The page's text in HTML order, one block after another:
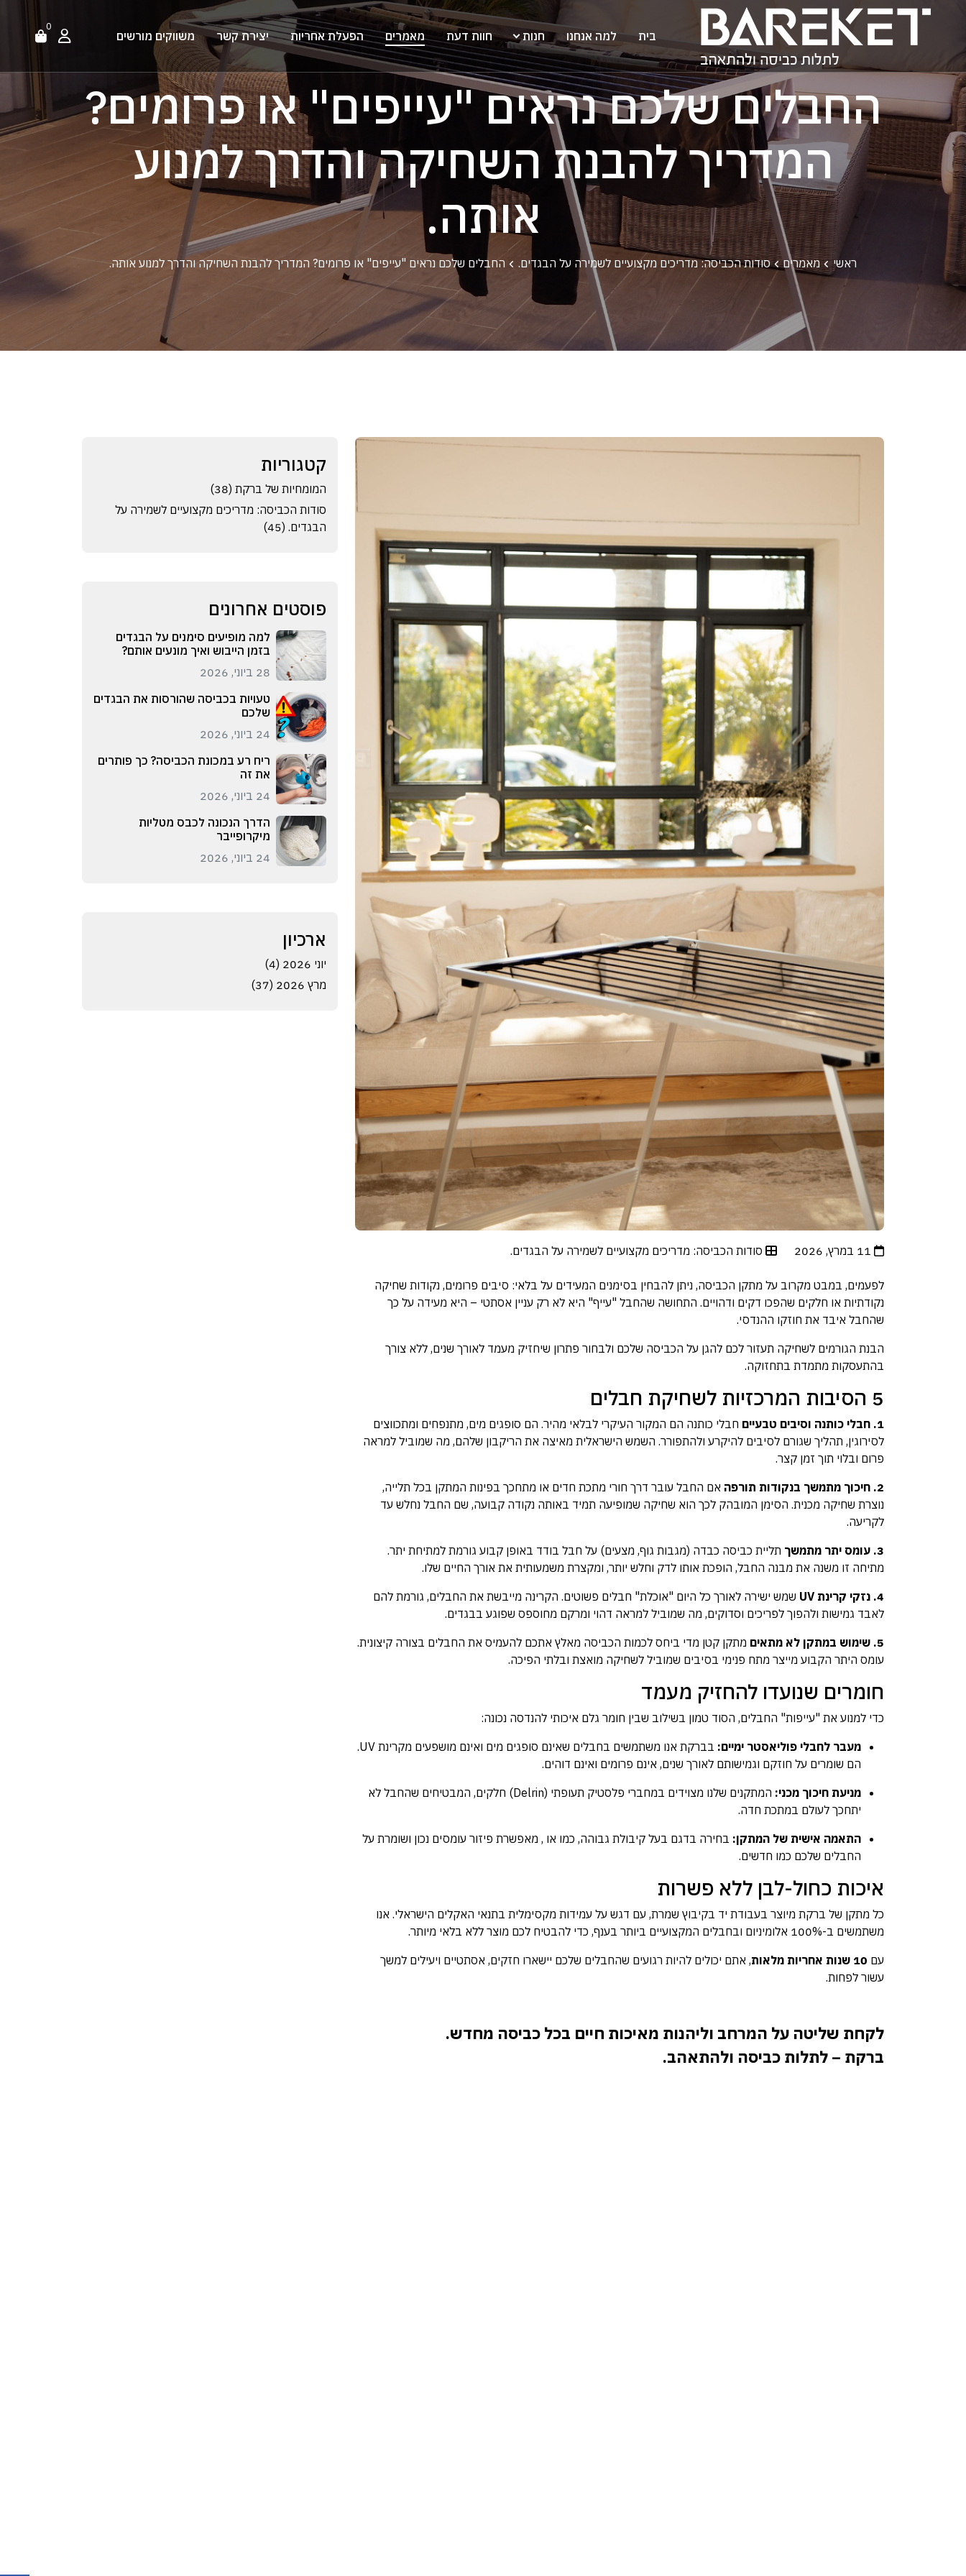
בית למה אנחנו חנות חוות דעת מאמרים הפעלת אחריות יצירת קשר משווקים מורשים
0
החבלים שלכם נראים "עייפים" או פרומים?
המדריך להבנת השחיקה והדרך למנוע
אותה.
ראשי מאמרים סודות הכביסה: מדריכים מקצועיים לשמירה על הבגדים. החבלים שלכם נראים "עייפים" או פרומים? המדריך להבנת השחיקה והדרך למנוע אותה.
11 במרץ, 2026 סודות הכביסה: מדריכים מקצועיים לשמירה על הבגדים.
לפעמים, במבט מקרוב על מתקן הכביסה, ניתן להבחין בסימנים המעידים על בלאי: סיבים פרומים, נקודות שחיקה
נקודתיות או חלקים שהפכו דקים ודהויים. התחושה שהחבל "עייף" היא לא רק עניין אסתטי – היא מעידה על כך
שהחבל איבד את חוזקו ההנדסי.
הבנת הגורמים לשחיקה תעזור לכם להגן על הכביסה שלכם ולבחור פתרון שיחזיק מעמד לאורך שנים, ללא צורך
בהתעסקות מתמדת בתחזוקה.
5 הסיבות המרכזיות לשחיקת חבלים
1. חבלי כותנה וסיבים טבעיים
חבלי כותנה הם המקור העיקרי לבלאי מהיר. הם סופגים מים, מתנפחים ומתכווצים
לסירוגין, תהליך שגורם לסיבים להיקרע ולהתפורר. השמש הישראלית מאיצה את הריקבון שלהם, מה שמוביל למראה
פרום ובלוי תוך זמן קצר.
2. חיכוך מתמשך בנקודות תורפה
אם החבל עובר דרך חורי מתכת חדים או מתחכך בפינות המתקן בכל תלייה,
נוצרת שחיקה מכנית. הסימן המובהק לכך הוא שחיקה שמופיעה תמיד באותה נקודה קבועה, שם החבל נחלש עד
לקריעה.
3. עומס יתר מתמשך
תליית כביסה כבדה (מגבות גוף, מצעים) על חבל בודד באופן קבוע גורמת למתיחת יתר.
מתיחה זו משנה את מבנה החבל, הופכת אותו לדק וחלש יותר, ומקצרת משמעותית את אורך החיים שלו.
4. נזקי קרינת UV
שמש ישירה לאורך כל היום "אוכלת" חבלים פשוטים. הקרינה מייבשת את החבלים, גורמת להם
לאבד גמישות ולהפוך לפריכים וסדוקים, מה שמוביל למראה דהוי ומרקם מחוספס שפוגע בבגדים.
5. שימוש במתקן לא מתאים
מתקן קטן מדי ביחס לכמות הכביסה מאלץ אתכם להעמיס את החבלים בצורה קיצונית.
עומס היתר הקבוע מייצר מתח פנימי בסיבים שמוביל לשחיקה מואצת ובלתי הפיכה.
חומרים שנועדו להחזיק מעמד
כדי למנוע את "עייפות" החבלים, הסוד טמון בשילוב שבין חומר גלם איכותי להנדסה נכונה:
מעבר לחבלי פוליאסטר ימיים:
בברקת אנו משתמשים בחבלים שאינם סופגים מים ואינם מושפעים מקרינת UV.
הם שומרים על חוזקם וגמישותם לאורך שנים, אינם פרומים ואינם דוהים.
מניעת חיכוך מכני:
המתקנים שלנו מצוידים במחברי פלסטיק תעופתי (Delrin) חלקים, המבטיחים שהחבל לא
יתחכך לעולם במתכת חדה.
התאמה אישית של המתקן: בחירה בדגם בעל קיבולת גבוהה, כמו או , מאפשרת פיזור עומסים נכון ושומרת על
החבלים שלכם כמו חדשים.
איכות כחול-לבן ללא פשרות
כל מתקן של ברקת מיוצר בעבודת יד בקיבוץ שמרת, עם דגש על עמידות מקסימלית בתנאי האקלים הישראלי. אנו
משתמשים ב-100% אלומיניום ובחבלים המקצועיים ביותר בענף, כדי להבטיח לכם מוצר ללא בלאי מיותר.
עם 10 שנות אחריות מלאות
, אתם יכולים להיות רגועים שהחבלים שלכם יישארו חזקים, אסתטיים ויעילים למשך
עשור לפחות.
לקחת שליטה על המרחב וליהנות מאיכות חיים בכל כביסה מחדש.
ברקת – לתלות כביסה ולהתאהב.
קטגוריות
המומחיות של ברקת (38)
סודות הכביסה: מדריכים מקצועיים לשמירה על
הבגדים. (45)
פוסטים אחרונים
למה מופיעים סימנים על הבגדים
בזמן הייבוש ואיך מונעים אותם?
28 ביוני, 2026
טעויות בכביסה שהורסות את הבגדים
שלכם
24 ביוני, 2026
ריח רע במכונת הכביסה? כך פותרים
את זה
24 ביוני, 2026
הדרך הנכונה לכבס מטליות
מיקרופייבר
24 ביוני, 2026
ארכיון
יוני 2026 (4)
מרץ 2026 (37)